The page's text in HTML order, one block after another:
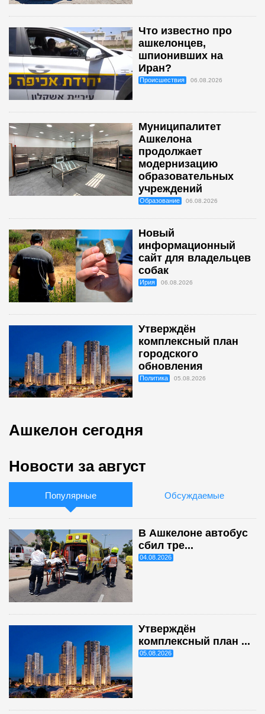
Что известно про
ашкелонцев,
шпионивших на
Иран?
Происшествия 06.08.2026
Муниципалитет
Ашкелона
продолжает
модернизацию
образовательных
учреждений
Образование 06.08.2026
Новый
информационный
сайт для владельцев
собак
Ирия 06.08.2026
Утверждён
комплексный план
городского
обновления
Политика 05.08.2026
Ашкелон сегодня
Новости за август
Популярные Обсуждаемые
В Ашкелоне автобус
сбил тре...
04.08.2026
Утверждён
комплексный план ...
05.08.2026